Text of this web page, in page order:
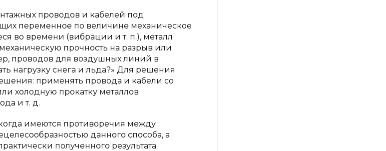
проводов и кабелей под
переменное по величине механическое
во времени (вибрации и т. п.), металл
прочность на разрыв или
проводов для воздушных линий в
нагрузку снега и льда?» Для решения
применять провода и кабели со
холодную прокатку металлов
и т. д.
когда имеются противоречия между
данного способа, а
полученного результата